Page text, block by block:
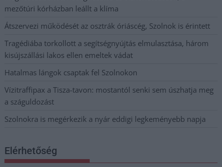
mezőtúri kórházban leállt a klíma
Átszervezi működését az osztrák óriáscég, Szolnok is érintett
Tragédiába torkollott a segítségnyújtás elmulasztása, három
kisújszállási lakos ellen emeltek vádat
Hatalmas lángok csaptak fel Szolnokon
Vízitraffipax a Tisza-tavon: mostantól senki sem úszhatja meg
a száguldozást
Szolnokra is megérkezik a nyár eddigi legkeményebb napja
Elérhetőség